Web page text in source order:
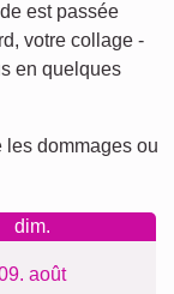
est passée
votre collage -
en quelques
les dommages ou
dim.
août